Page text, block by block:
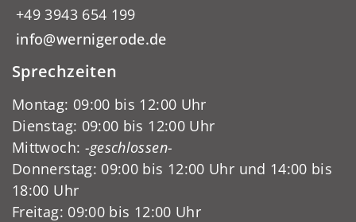
+49 3943 654 199
info@wernigerode.de
Sprechzeiten
Montag: 09:00 bis 12:00 Uhr
Dienstag: 09:00 bis 12:00 Uhr
Mittwoch: -geschlossen-
Donnerstag: 09:00 bis 12:00 Uhr und 14:00 bis
18:00 Uhr
Freitag: 09:00 bis 12:00 Uhr